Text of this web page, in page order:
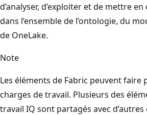
d’analyser, d’exploiter et de mettre
dans l’ensemble de l’ontologie, du
de OneLake.
Note
Les éléments de Fabric peuvent faire
charges de travail. Plusieurs des
travail IQ sont partagés avec